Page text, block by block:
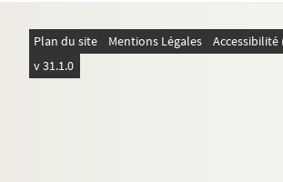
Plan du site Mentions Légales
v 31.1.0